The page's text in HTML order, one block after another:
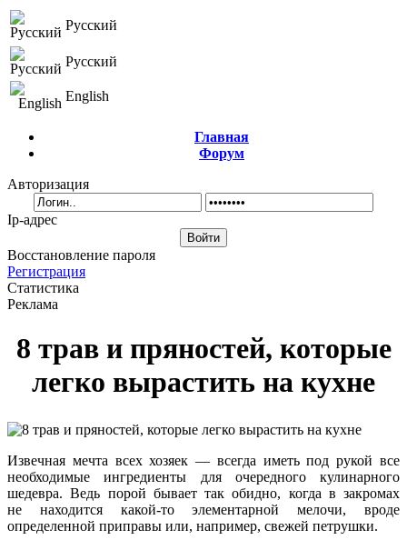
Русский
Русский
English
Главная
Форум
Авторизация
Ip-адрес
Восстановление пароля
Регистрация
Статистика
Реклама
8 трав и пряностей, которые
легко вырастить на кухне
Извечная мечта всех хозяек — всегда иметь под рукой все
необходимые ингредиенты для очередного кулинарного
шедевра. Ведь порой бывает так обидно, когда в закромах
не находится какой-то элементарной мелочи, вроде
определенной приправы или, например, свежей петрушки.